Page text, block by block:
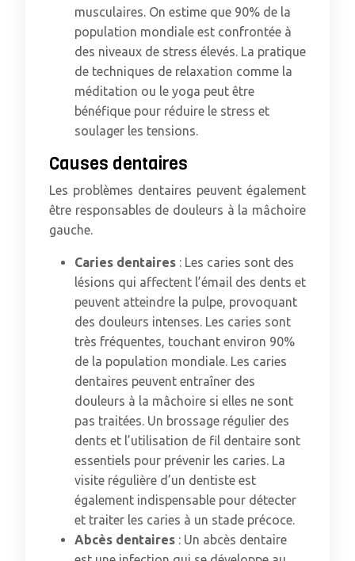
musculaires. On estime que 90% de la
population mondiale est confrontée à
des niveaux de stress élevés. La pratique
de techniques de relaxation comme la
méditation ou le yoga peut être
bénéfique pour réduire le stress et
soulager les tensions.
Causes dentaires
Les problèmes dentaires peuvent également
être responsables de douleurs à la mâchoire
gauche.
Caries dentaires : Les caries sont des
lésions qui affectent l’émail des dents et
peuvent atteindre la pulpe, provoquant
des douleurs intenses. Les caries sont
très fréquentes, touchant environ 90%
de la population mondiale. Les caries
dentaires peuvent entraîner des
douleurs à la mâchoire si elles ne sont
pas traitées. Un brossage régulier des
dents et l’utilisation de fil dentaire sont
essentiels pour prévenir les caries. La
visite régulière d’un dentiste est
également indispensable pour détecter
et traiter les caries à un stade précoce.
Abcès dentaires : Un abcès dentaire